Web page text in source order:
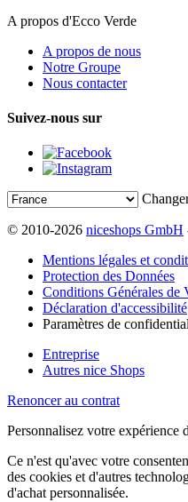
A propos d'Ecco Verde
A propos de nous
Notre Groupe
Nous contacter
Suivez-nous sur
© 2010-2026 niceshops GmbH
Mentions légales et
Protection des Données
Conditions Générales de
Déclaration d'accessibilité
Paramètres de
Entreprise
Autres nice Shops
Renoncer au contrat
Personnalisez votre expérience
Ce n'est qu'avec votre
des cookies et d'autres
d'achat personnalisée.